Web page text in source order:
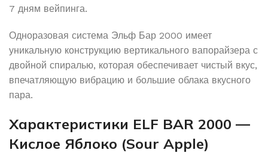
7 дням вейпинга.
Одноразовая система Эльф Бар 2000 имеет
уникальную конструкцию вертикального вапорайзера с
двойной спиралью, которая обеспечивает чистый вкус,
впечатляющую вибрацию и большие облака вкусного
пара.
Характеристики ELF BAR 2000 —
Кислое Яблоко (Sour Apple)